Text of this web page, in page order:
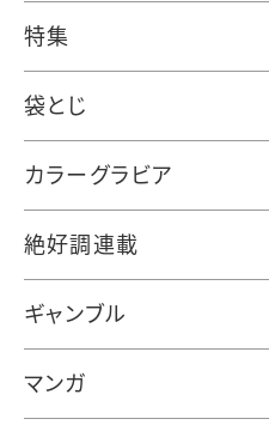
特集
袋とじ
カラーグラビア
絶好調連載
ギャンブル
マンガ